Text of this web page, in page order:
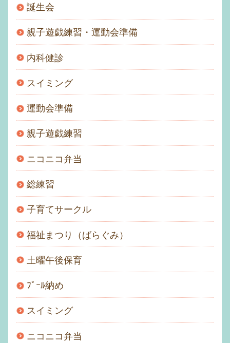
誕生会
親子遊戯練習・運動会準備
内科健診
スイミング
運動会準備
親子遊戯練習
ニコニコ弁当
総練習
子育てサークル
福祉まつり（ばらぐみ）
土曜午後保育
ﾌﾟｰﾙ納め
スイミング
ニコニコ弁当